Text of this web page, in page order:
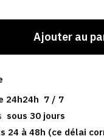
Ajouter au
24h24h 7 / 7
sous 30 jours
24 à 48h (ce délai